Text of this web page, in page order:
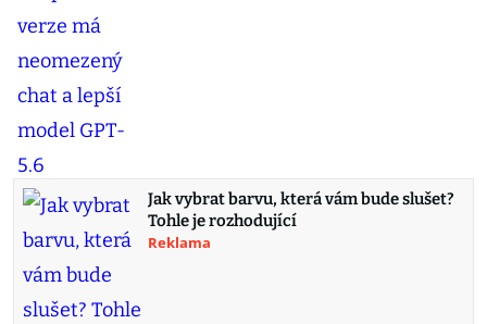
Jak vybrat barvu, která vám bude slušet?
Tohle je rozhodující
Reklama